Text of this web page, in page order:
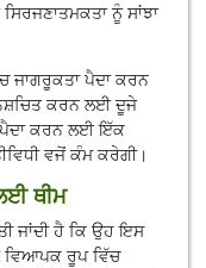
ਨੂੰ ਸਾਂਝਾ
ਜਾਗਰੂਕਤਾ ਪੈਦਾ ਕਰਨ
ਕਰਨ ਲਈ ਦੂਜੇ
ਪੈਦਾ ਕਰਨ ਲਈ ਇੱਕ
ਵਜੋਂ ਕੰਮ ਕਰੇਗੀ।
ਥੀਮ
ਜਾਂਦੀ ਹੈ ਕਿ ਉਹ ਇਸ
ਨੂੰ ਵਿਆਪਕ ਰੂਪ ਵਿੱਚ